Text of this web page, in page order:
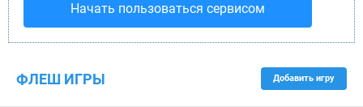
Начать пользоваться сервисом
ФЛЕШ ИГРЫ Добавить игру